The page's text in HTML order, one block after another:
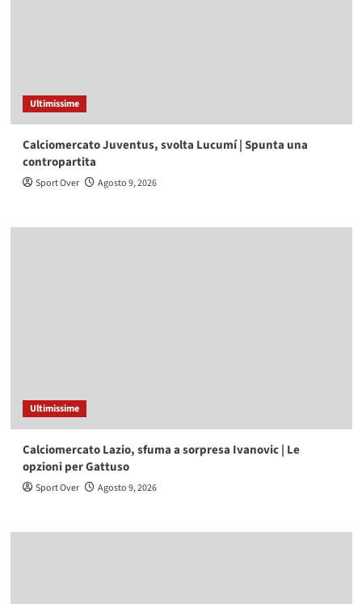
Ultimissime
Calciomercato Juventus, svolta Lucumí | Spunta una
contropartita
Sport Over Agosto 9, 2026
Ultimissime
Calciomercato Lazio, sfuma a sorpresa Ivanovic | Le
opzioni per Gattuso
Sport Over Agosto 9, 2026